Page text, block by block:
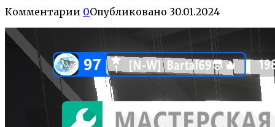
Комментарии 0Опубликовано 30.01.2024